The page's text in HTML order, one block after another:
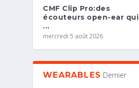
CMF Clip Pro:des
écouteurs open-ear qui
...
mercredi 5 août 2026
WEARABLES Dernier